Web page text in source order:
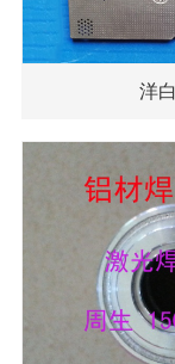
洋